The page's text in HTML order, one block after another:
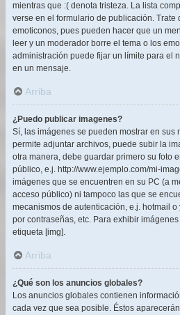
mientras que :( denota tristeza. La lista
verse en el formulario de publicación. Trate
emoticonos, pues pueden hacer que un
leer y un moderador borre el tema o los
administración puede fijar un límite para el
en un mensaje.
Arriba
¿Puedo publicar imagenes?
Sí, las imágenes se pueden mostrar en sus
permite adjuntar archivos, puede subir la
otra manera, debe guardar primero su foto
público, e.j. http://www.ejemplo.com/mi-
imágenes que se encuentren en su PC (a
acceso público) ni tampoco las que se
mecanismos de autenticación, e.j. hotmail
por contraseñas, etc. Para exhibir
etiqueta [img].
Arriba
¿Qué son los anuncios globales?
Los anuncios globales contienen
cada vez que sea posible. Éstos